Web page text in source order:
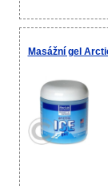
Masážní gel